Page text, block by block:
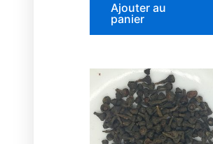
Ajouter au
panier